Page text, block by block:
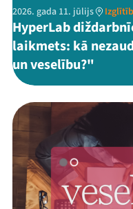
2026. gada 11. jūlijs
HyperLab
laikmets: kā
un veselību?"